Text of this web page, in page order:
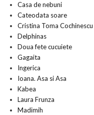
Casa de nebuni
Cateodata soare
Cristina Toma Cochinescu
Delphinas
Doua fete cucuiete
Gagaita
Ingerica
Ioana. Asa si Asa
Kabea
Laura Frunza
Madimih